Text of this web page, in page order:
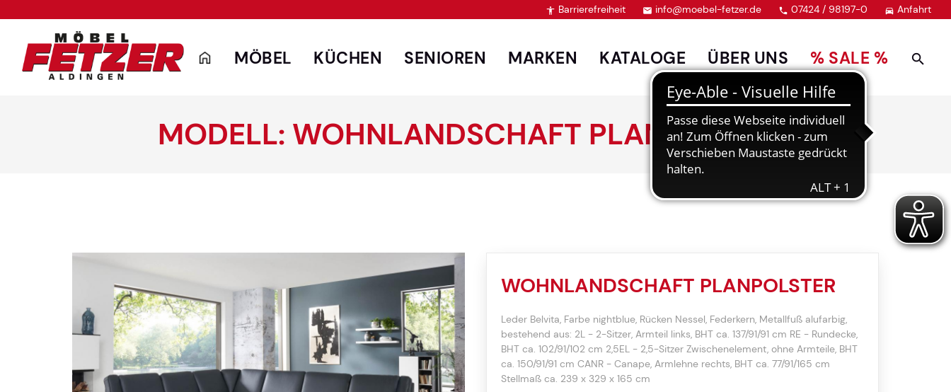
 Barrierefreiheit  info@moebel-fetzer.de  07424 / 98197-0  Anfahrt
MÖBEL KÜCHEN SENIOREN MARKEN KATALOGE ÜBER UNS % SALE %
MODELL: WOHNLANDSCHAFT PLANPOLSTER
WOHNLANDSCHAFT PLANPOLSTER
Leder Belvita, Farbe nightblue, Rücken Nessel, Federkern, Metallfuß alufarbig,
bestehend aus: 2L - 2-Sitzer, Armteil links, BHT ca. 137/91/91 cm RE - Rundecke,
BHT ca. 102/91/102 cm 2,5EL - 2,5-Sitzer Zwischenelement, ohne Armteile, BHT
ca. 150/91/91 cm CANR - Canape, Armlehne rechts, BHT ca. 77/91/165 cm
Stellmaß ca. 239 x 329 x 165 cm